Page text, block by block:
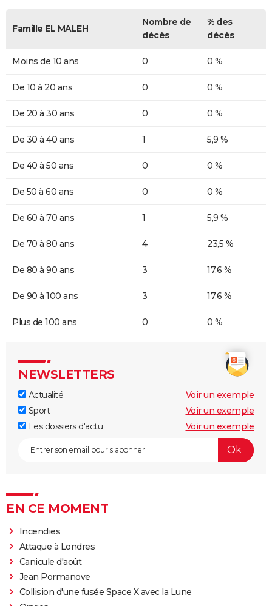
Famille EL MALEH
Nombre de
décès
% des
décès
Moins de 10 ans 0 0 %
De 10 à 20 ans 0 0 %
De 20 à 30 ans 0 0 %
De 30 à 40 ans 1 5,9 %
De 40 à 50 ans 0 0 %
De 50 à 60 ans 0 0 %
De 60 à 70 ans 1 5,9 %
De 70 à 80 ans 4 23,5 %
De 80 à 90 ans 3 17,6 %
De 90 à 100 ans 3 17,6 %
Plus de 100 ans 0 0 %
NEWSLETTERS
Actualité
Voir un exemple
Sport
Voir un exemple
Les dossiers d'actu
Voir un exemple
EN CE MOMENT
Incendies
Attaque à Londres
Canicule d'août
Jean Pormanove
Collision d'une fusée Space X avec la Lune